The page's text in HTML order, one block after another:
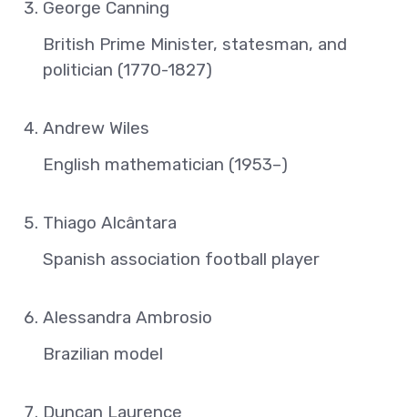
George Canning
British Prime Minister, statesman, and
politician (1770-1827)
Andrew Wiles
English mathematician (1953–)
Thiago Alcântara
Spanish association football player
Alessandra Ambrosio
Brazilian model
Duncan Laurence